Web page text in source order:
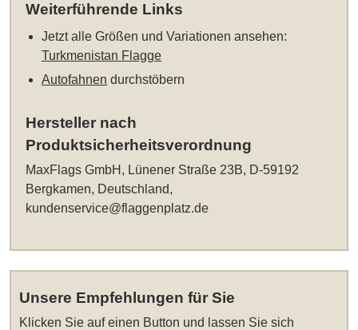
Weiterführende Links
Jetzt alle Größen und Variationen ansehen:
Turkmenistan Flagge
Autofahnen durchstöbern
Hersteller nach
Produktsicherheitsverordnung
MaxFlags GmbH, Lünener Straße 23B, D-59192
Bergkamen, Deutschland,
kundenservice@flaggenplatz.de
Unsere Empfehlungen für Sie
Klicken Sie auf einen Button und lassen Sie sich